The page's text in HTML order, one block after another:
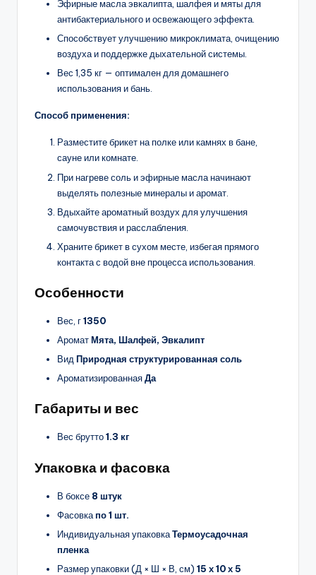
Эфирные масла эвкалипта, шалфея и мяты для
антибактериального и освежающего эффекта.
Способствует улучшению микроклимата, очищению
воздуха и поддержке дыхательной системы.
Вес 1,35 кг — оптимален для домашнего
использования и бань.
Способ применения:
Разместите брикет на полке или камнях в бане,
сауне или комнате.
При нагреве соль и эфирные масла начинают
выделять полезные минералы и аромат.
Вдыхайте ароматный воздух для улучшения
самочувствия и расслабления.
Храните брикет в сухом месте, избегая прямого
контакта с водой вне процесса использования.
Особенности
Вес, г1350
АроматМята, Шалфей, Эвкалипт
Вид Природная структурированная соль
АроматизированнаяДа
Габариты и вес
Вес брутто1.3 кг
Упаковка и фасовка
В боксе 8 штук
Фасовкапо 1 шт.
Индивидуальная упаковкаТермоусадочная
пленка
Размер упаковки (Д × Ш × В, см) 15 х 10 х 5